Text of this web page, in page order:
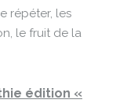
répéter, les
le fruit de la
édition «